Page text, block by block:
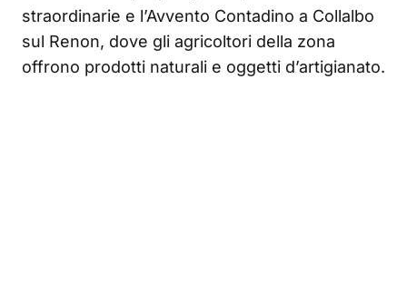
straordinarie e l’Avvento Contadino a Collalbo
sul Renon, dove gli agricoltori della zona
offrono prodotti naturali e oggetti d’artigianato.